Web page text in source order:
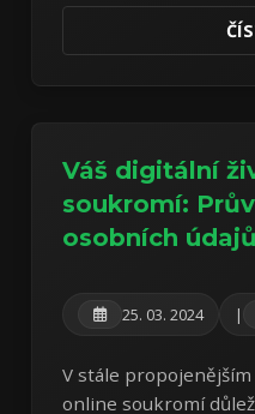
Váš digitální
soukromí:
osobních
25. 03. 2024 |
V stále
online soukromí